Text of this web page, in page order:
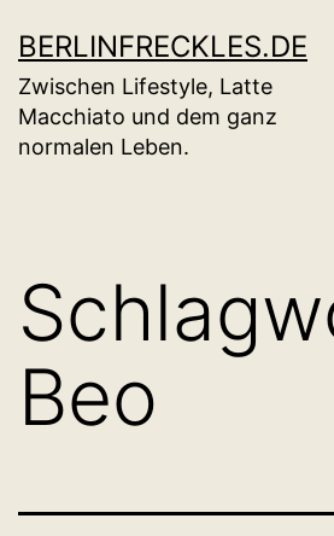
Inhalt
springen
BERLINFRECKLES.DE
Zwischen Lifestyle, Latte
Macchiato und dem ganz
normalen Leben.
Beo